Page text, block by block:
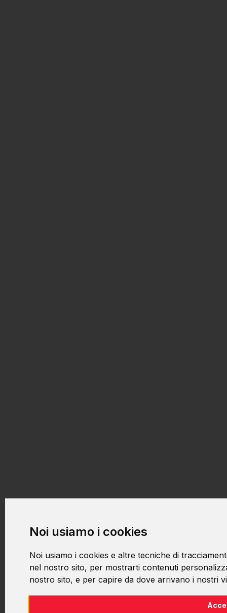
Noi usiamo i cookies
Noi usiamo i cookies e altre tecniche di
nel nostro sito, per mostrarti contenuti
nostro sito, e per capire da dove arrivano i nostri